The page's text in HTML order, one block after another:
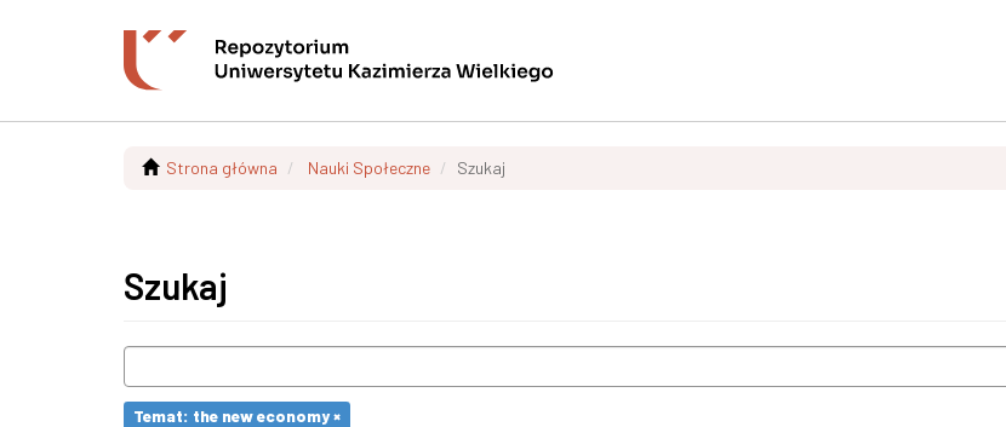
Strona główna Nauki Społeczne Szukaj
Szukaj
Temat: the new economy ×